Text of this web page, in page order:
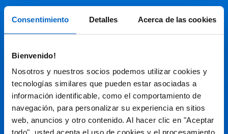
Consentimiento Detalles Acerca de las cookies
Bienvenido!
Nosotros y nuestros socios podemos utilizar cookies y
tecnologías similares que pueden estar asociadas a
información identificable, como el comportamiento de
navegación, para personalizar su experiencia en sitios
web, anuncios y otro contenido. Al hacer clic en "Aceptar
todo", usted acepta el uso de cookies y el procesamiento
Audiovisual
Espacio de Información Médica
Este sitio web está orientado a profesionales sanitarios de
España.
SC-ES-CP-00099, SC-ES-CP-00101, SC-ES-AMG145-00103, SC-